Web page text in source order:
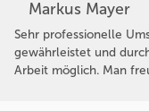
Markus Mayer
Sehr professionelle
gewährleistet und
Arbeit möglich. Man